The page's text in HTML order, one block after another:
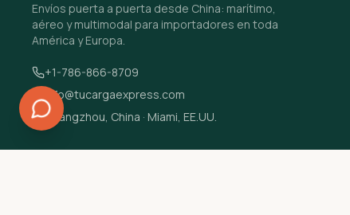
Envíos puerta a puerta desde China: marítimo,
aéreo y multimodal para importadores en toda
América y Europa.
+1-786-866-8709
info@tucargaexpress.com
Guangzhou, China · Miami, EE.UU.